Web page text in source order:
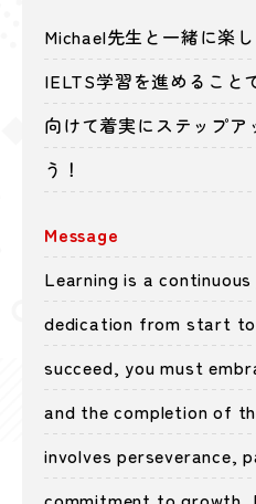
Michael先生と一緒に楽
IELTS学習を進めること
向けて着実にステップア
う！
Message
Learning is a
dedication from start
succeed, you must
and the completion of
involves perseverance,